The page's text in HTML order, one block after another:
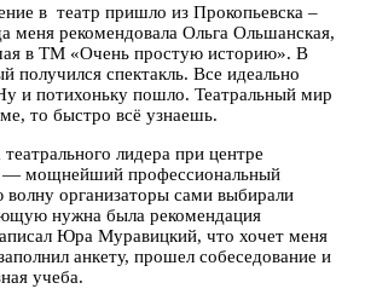
в театр пришло из Прокопьевска –
меня рекомендовала Ольга Ольшанская,
в ТМ «Очень простую историю». В
получился спектакль. Все идеально
и потихоньку пошло. Театральный мир
то быстро всё узнаешь.
лидера при центре
мощнейший профессиональный
организаторы сами выбирали
нужна была рекомендация
Юра Муравицкий, что хочет меня
анкету, прошел собеседование и
учеба.